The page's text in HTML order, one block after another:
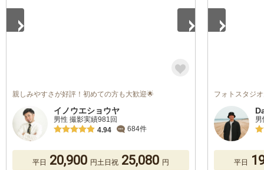
親しみやすさが好評！初めての方も大歓迎🌟
イノウエショウヤ
男性 撮影実績981回
4.94
684件
平日 20,900 円土日祝 25,080 円
フォトスタジ
平日